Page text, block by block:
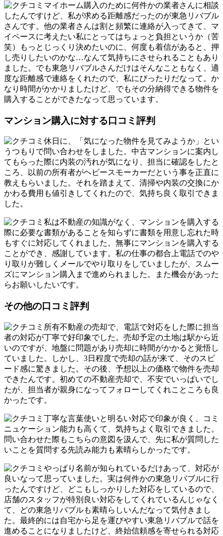
マイホーム購入のために何件かの業者さんに相談
したんですけど、私が求める距離感だったのが東急リバブル
さんです。他の業者さんは割と頻繁に連絡が入ってきて、マ
イペースに考えたい私にとってはちょっと負担というか（苦
笑）もっとじっくり決めたいのに、何度も着信があると、押
し売りしたいのかな…なんて気持ちにさせられることもあり
ました。でも東急リバブルさんだけはそんなこともなく、適
度な距離感で連絡をくれたので、私にぴったりだなって。か
なり時間がかかりましたけど、でもその分納得できる物件を
購入することができたなって思っています。
マンション購入に対する口コミ評判
休日に、「気になった物件を見てみようか」とい
うつもりで問い合わせをしました。中古マンションに案内し
てもらった際に内装の汚れが気になり、担当に確認をしたと
ころ、以前の所有者がヘビースモーカーだという事を正直に
教えもらいました。それを踏まえて、清掃や内装の交換にか
かわる費用も値引きしてくれたので、気持ち良く取引できま
した。
私は不動産の知識がなく、マンションを購入する
際に必要な書類があることを知らずに書類を用意し忘れた時
もすぐに対応してくれました。無事にマンションを購入する
ことができ、感謝しています。私の仕事の都合上電話でのや
り取りが難しくメールでやり取りをしていましたが、スムー
ズにマンション購入まで進められました。また機会があった
らお願いしたいです。
その他の口コミ評判
所有不動産の売却で、電話で対応をした際に担当
者の対応が丁寧で好印象でした。売却予定の土地は駅から近
いのですが、地盤に問題があり売却に時間がかかると覚悟し
ていました。しかし、3日程度で売却の話が来て、そのスピ
ード感に驚きました。その後、予想以上の価格で物件を売却
できたんです。初めての不動産売却で、不安でいっぱいでし
たが、担当者が親身になってフォローしてくれこところも良
かったです。
丁寧な言葉使いと明るい対応で印象が良く、コミ
ニュケーション能力も高くて、気持ちよく取引できました。
問い合わせた際もこちらの意図を汲んで、先に私が質問した
いことを質問する先読み能力も素晴らしかったです。
やっぱり名前が知られているだけあって、対応が
良いなって思っていました。実は何件かの東急リバブルに行
ったんですけど、どこもしっかりした対応をしているので、
店舗のスタッフが特別良い対応をしてくれているんじゃなく
て、どの東急リバブルも素晴らしいんだなって気付きまし
た。最終的には自宅から足を運びやすい東急リバブルで話を
進めることになりましたけど、終始信頼感を寄せられる対応